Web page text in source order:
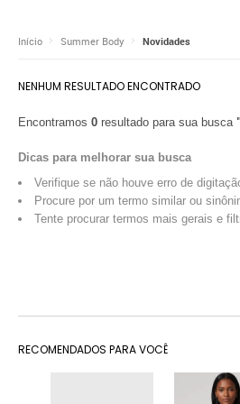
Início Summer Body Novidades
NENHUM RESULTADO ENCONTRADO
Encontramos 0 resultado para sua busca
Dicas para melhorar sua busca
Verifique se não houve erro de
Procure por um termo similar ou
Tente procurar termos mais gerais e
RECOMENDADOS PARA VOCÊ